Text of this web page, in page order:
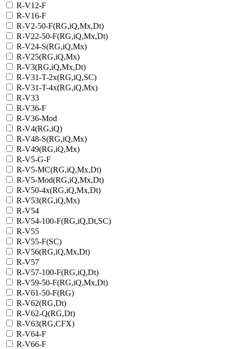
R-V12-F
R-V16-F
R-V2-50-F(RG,iQ,Mx,Dt)
R-V22-50-F(RG,iQ,Mx,Dt)
R-V24-S(RG,iQ,Mx)
R-V25(RG,iQ,Mx)
R-V3(RG,iQ,Mx,Dt)
R-V31-T-2x(RG,iQ,SC)
R-V31-T-4x(RG,iQ,Mx)
R-V33
R-V36-F
R-V36-Mod
R-V4(RG,iQ)
R-V48-S(RG,iQ,Mx)
R-V49(RG,iQ,Mx)
R-V5-G-F
R-V5-MC(RG,iQ,Mx,Dt)
R-V5-Mod(RG,iQ,Mx,Dt)
R-V50-4x(RG,iQ,Mx,Dt)
R-V53(RG,iQ,Mx)
R-V54
R-V54-100-F(RG,iQ,Dt,SC)
R-V55
R-V55-F(SC)
R-V56(RG,iQ,Mx,Dt)
R-V57
R-V57-100-F(RG,iQ,Dt)
R-V59-50-F(RG,iQ,Mx,Dt)
R-V61-50-F(RG)
R-V62(RG,Dt)
R-V62-Q(RG,Dt)
R-V63(RG,CFX)
R-V64-F
R-V66-F